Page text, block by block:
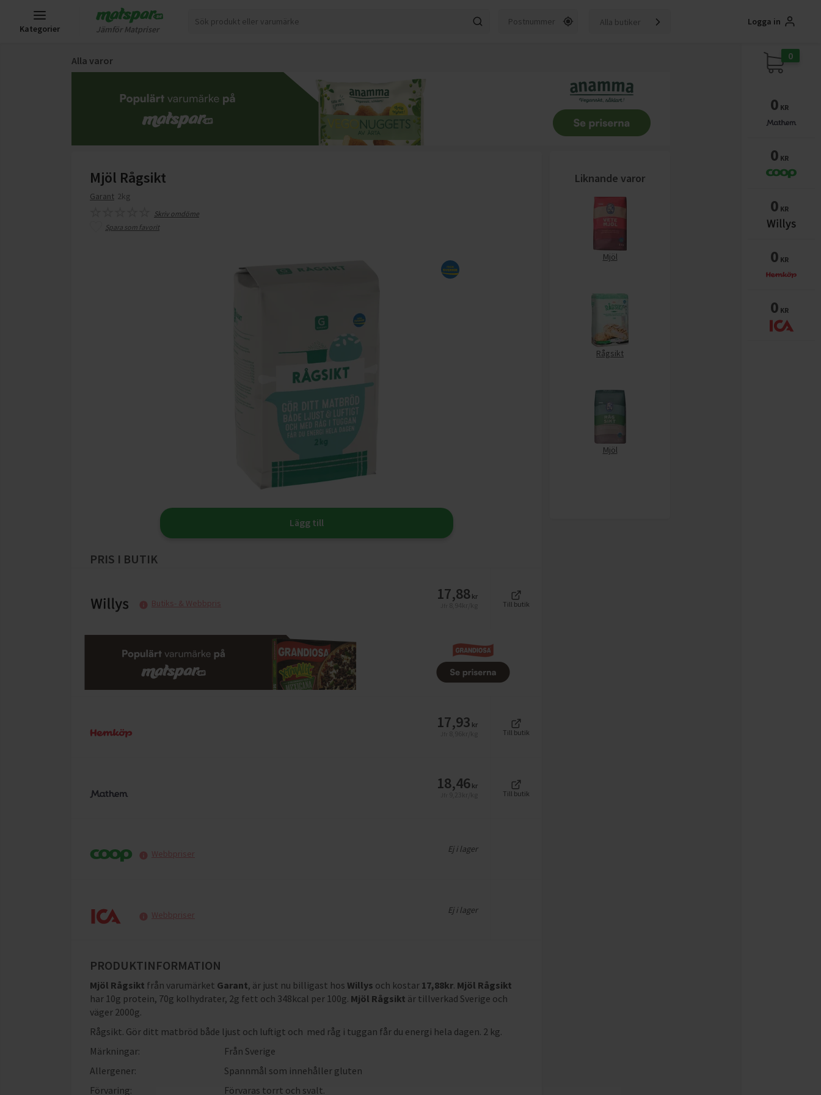
Kategorier Jämför Matpriser
Alla butiker Logga in
Alla varor
Mjöl Rågsikt
Garant 2kg
Skriv omdöme
Spara som favorit
Liknande varor
Mjöl
Rågsikt
Mjöl
Lägg till
PRIS I BUTIK
Butiks- & Webbpris
17,88 kr
Till butik
17,93 kr
Till butik
18,46 kr
Till butik
Webbpriser Ej i lager
Webbpriser Ej i lager
PRODUKTINFORMATION
Mjöl Rågsikt från varumärket Garant, är just nu billigast hos Willys och kostar 17,88kr. Mjöl Rågsikt
har 10g protein, 70g kolhydrater, 2g fett och 348kcal per 100g. Mjöl Rågsikt är tillverkad Sverige och
väger 2000g.
Rågsikt. Gör ditt matbröd både ljust och luftigt och med råg i tuggan får du energi hela dagen. 2 kg.
Märkningar:
Från Sverige
Allergener:
Spannmål som innehåller gluten
Förvaring:
Förvaras torrt och svalt.
0
0 KR
0 KR
0 KR
0 KR
0 KR